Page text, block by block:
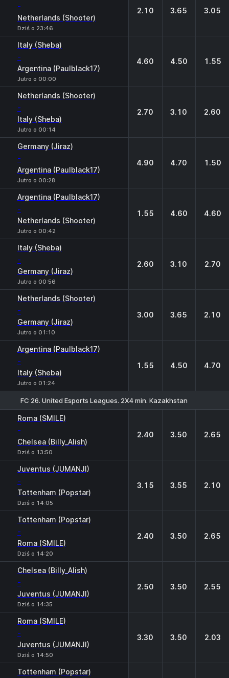
-
Netherlands (Shooter)
Dziś o 23:46
2.10 3.65 3.05
Italy (Sheba)
-
Argentina (Paulblack17)
Jutro o 00:00
4.60 4.50 1.55
Netherlands (Shooter)
-
Italy (Sheba)
Jutro o 00:14
2.70 3.10 2.60
Germany (Jiraz)
-
Argentina (Paulblack17)
Jutro o 00:28
4.90 4.70 1.50
Argentina (Paulblack17)
-
Netherlands (Shooter)
Jutro o 00:42
1.55 4.60 4.60
Italy (Sheba)
-
Germany (Jiraz)
Jutro o 00:56
2.60 3.10 2.70
Netherlands (Shooter)
-
Germany (Jiraz)
Jutro o 01:10
3.00 3.65 2.10
Argentina (Paulblack17)
-
Italy (Sheba)
Jutro o 01:24
1.55 4.50 4.70
FC 26. United Esports Leagues. 2X4 min. Kazakhstan
Roma (SMILE)
-
Chelsea (Billy_Alish)
Dziś o 13:50
2.40 3.50 2.65
Juventus (JUMANJI)
-
Tottenham (Popstar)
Dziś o 14:05
3.15 3.55 2.10
Tottenham (Popstar)
-
Roma (SMILE)
Dziś o 14:20
2.40 3.50 2.65
Chelsea (Billy_Alish)
-
Juventus (JUMANJI)
Dziś o 14:35
2.50 3.50 2.55
Roma (SMILE)
-
Juventus (JUMANJI)
Dziś o 14:50
3.30 3.50 2.03
Tottenham (Popstar)